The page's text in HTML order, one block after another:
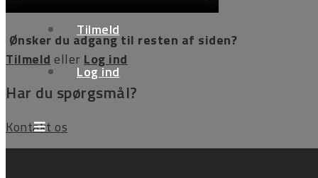
Tilmeld
Log ind
Ønsker du adgang til resten af siden?
Tilmeld eller Log ind
Har du spørgsmål?
Kontakt os